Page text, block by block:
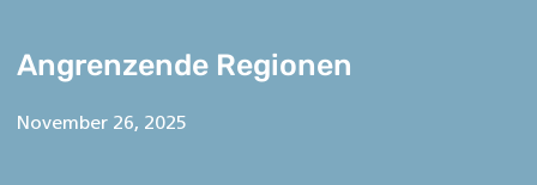
Angrenzende Regionen
November 26, 2025